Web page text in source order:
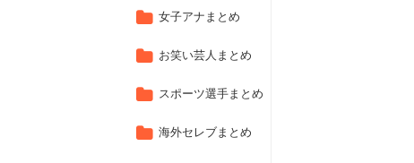
女子アナまとめ
お笑い芸人まとめ
スポーツ選手まとめ
海外セレブまとめ